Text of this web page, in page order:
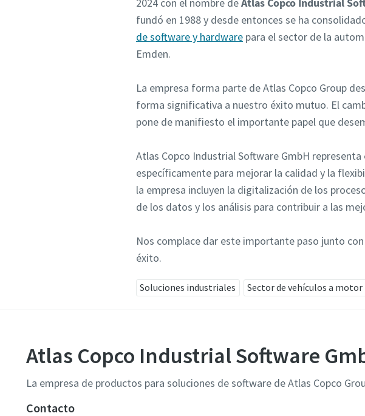
2024 con el nombre deAtlas Copco Industrial
fundó en 1988 y desde entonces se ha
de software y hardware para el sector de la
Emden.
La empresa forma parte de Atlas Copco Group
forma significativa a nuestro éxito mutuo. El
pone de manifiesto el importante papel que
Atlas Copco Industrial Software GmbH
específicamente para mejorar la calidad y la
la empresa incluyen la digitalización de los
de los datos y los análisis para contribuir a las
Nos complace dar este importante paso junto
éxito.
Soluciones industriales Sector de vehículos a motor
Atlas Copco Industrial Software
La empresa de productos para soluciones de software de Atlas Copco
Contacto